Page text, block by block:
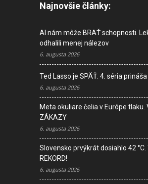
Najnovšie články:
AI nám môže BRAŤ schopnosti.
odhalili menej nálezov
6. augusta 2026
Ted Lasso je SPÄŤ. 4. séria
6. augusta 2026
Meta okuliare čelia v Európe tlaku.
ZÁKAZY
6. augusta 2026
Slovensko prvýkrát dosiahlo 42
REKORD!
6. augusta 2026